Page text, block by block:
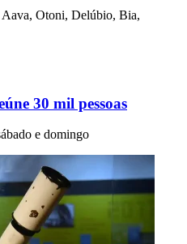
Aava, Otoni, Delúbio, Bia,
30 mil pessoas
e domingo